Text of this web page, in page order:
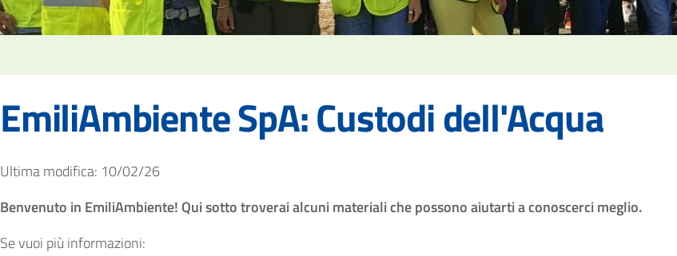
EmiliAmbiente SpA: Custodi dell'Acqua
Ultima modifica: 10/02/26
Benvenuto in EmiliAmbiente! Qui sotto troverai alcuni materiali che possono aiutarti a conoscerci meglio.
Se vuoi più informazioni: